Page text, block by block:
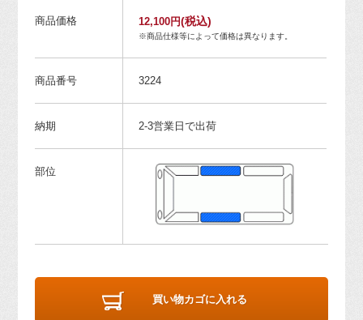
商品価格 12,100円(税込)
※商品仕様等によって価格は異なります。
商品番号 3224
納期 2-3営業日で出荷
部位
買い物カゴに入れる